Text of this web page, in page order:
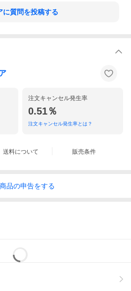
に質問を投稿する
注文キャンセル発生率
0.51％
注文キャンセル発生率とは？
送料について 販売条件
商品の申告をする